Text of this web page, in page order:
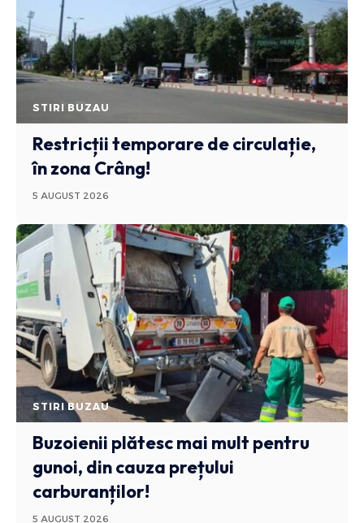
STIRI BUZAU
Restricții temporare de circulație,
în zona Crâng!
5 AUGUST 2026
STIRI BUZAU
Buzoienii plătesc mai mult pentru
gunoi, din cauza prețului
carburanților!
5 AUGUST 2026